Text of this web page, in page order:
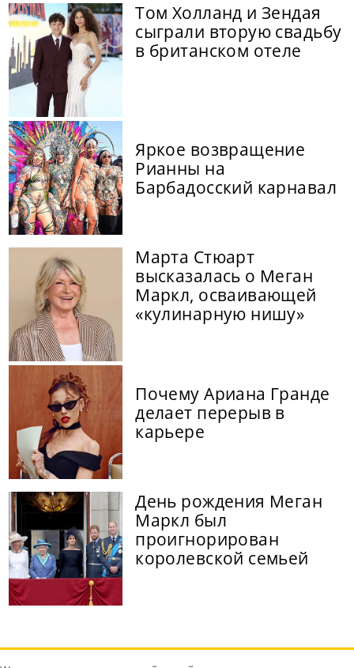
Том Холланд и Зендая
сыграли вторую свадьбу
в британском отеле
Яркое возвращение
Рианны на
Барбадосский карнавал
Марта Стюарт
высказалась о Меган
Маркл, осваивающей
«кулинарную нишу»
Почему Ариана Гранде
делает перерыв в
карьере
День рождения Меган
Маркл был
проигнорирован
королевской семьей